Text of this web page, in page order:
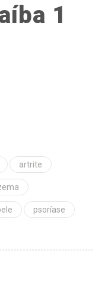
1
artrite
psoríase